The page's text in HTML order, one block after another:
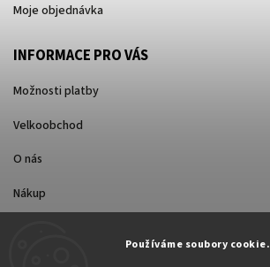
Používáme soubory cookie.
Moje objednávka
INFORMACE PRO VÁS
Možnosti platby
Velkoobchod
O nás
Nákup